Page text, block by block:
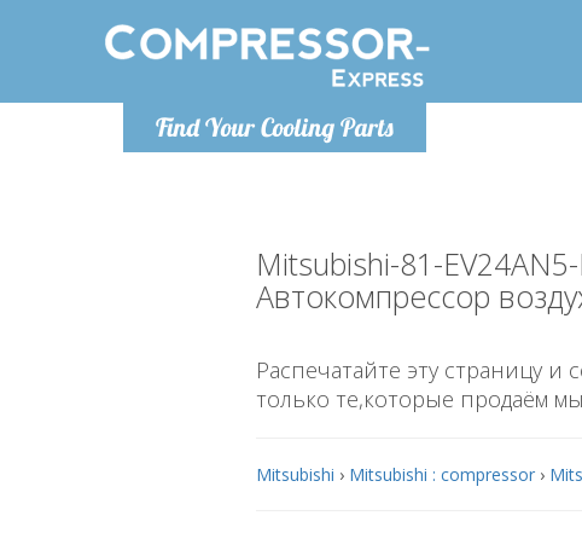
Find Your Cooling Parts
Понедельник-пятница 9:00
info@compressor-express.ru
Понедельник-
Mitsubishi-81-
Автокомпрессор
Распечатайте эту страницу и
только те,которые продаём мы
Mitsubishi › Mitsubishi : compressor ›